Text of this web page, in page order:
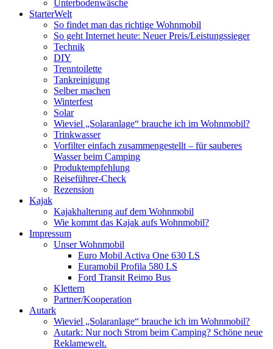
Unterbodenwäsche
StarterWelt
So findet man das richtige Wohnmobil
So geht Internet heute: Neuer Preis/Leistungssieger
Technik
DIY
Trenntoilette
Tankreinigung
Selber machen
Winterfest
Solar
Wieviel „Solaranlage“ brauche ich im Wohnmobil?
Trinkwasser
Vorfilter einfach zusammengestellt – für sauberes
Wasser beim Camping
Produktempfehlung
Reiseführer-Check
Rezension
Kajak
Kajakhalterung auf dem Wohnmobil
Wie kommt das Kajak aufs Wohnmobil?
Impressum
Unser Wohnmobil
Euro Mobil Activa One 630 LS
Euramobil Profila 580 LS
Ford Transit Reimo Bus
Klettern
Partner/Kooperation
Autark
Wieviel „Solaranlage“ brauche ich im Wohnmobil?
Autark: Nur noch Strom beim Camping? Schöne neue
Reklamewelt.